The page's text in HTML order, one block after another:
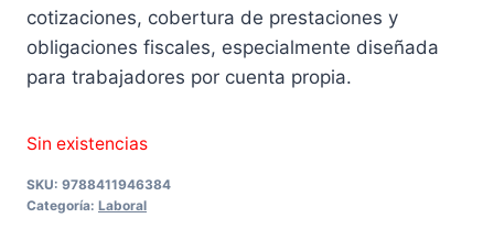
cotizaciones, cobertura de prestaciones y
obligaciones fiscales, especialmente diseñada
para trabajadores por cuenta propia.
Sin existencias
SKU: 9788411946384
Categoría: Laboral